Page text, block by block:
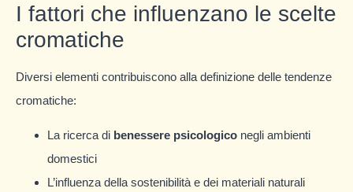
I fattori che influenzano le scelte
cromatiche
Diversi elementi contribuiscono alla definizione delle tendenze
cromatiche:
La ricerca di benessere psicologico negli ambienti
domestici
L’influenza della sostenibilità e dei materiali naturali